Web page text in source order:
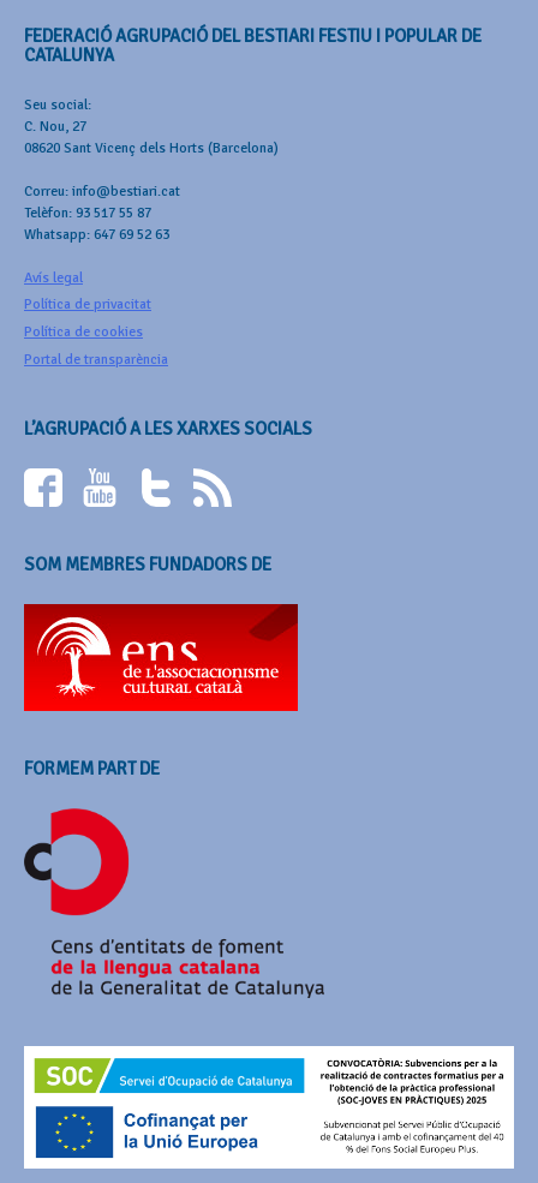
FEDERACIÓ AGRUPACIÓ DEL BESTIARI FESTIU I POPULAR DE
CATALUNYA
Seu social:
C. Nou, 27
08620 Sant Vicenç dels Horts (Barcelona)
Correu: info@bestiari.cat
Telèfon: 93 517 55 87
Whatsapp: 647 69 52 63
Avís legal
Política de privacitat
Política de cookies
Portal de transparència
L’AGRUPACIÓ A LES XARXES SOCIALS
SOM MEMBRES FUNDADORS DE
FORMEM PART DE